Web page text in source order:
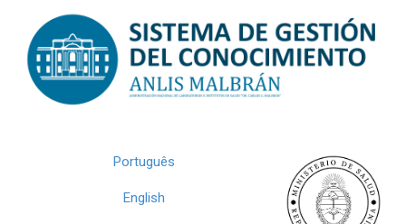
navigation
Português
English